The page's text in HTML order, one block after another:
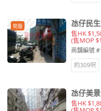
筍盤 氹仔民
售HK
(售MOP
商舖編號
約309呎
氹仔美
售HK